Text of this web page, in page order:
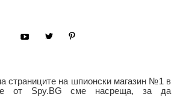
страниците на шпионски магазин №1 в
от Spy.BG сме насреща, за да